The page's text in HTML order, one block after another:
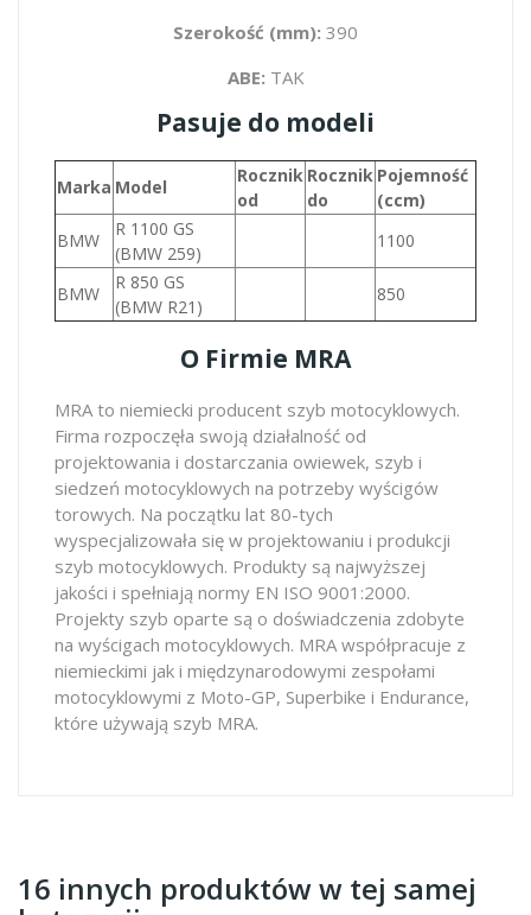
Szerokość (mm): 390
ABE: TAK
Pasuje do modeli
Marka Model
Rocznik
od
Rocznik
do
Pojemność
(ccm)
BMW
R 1100 GS
(BMW 259)
1100
BMW
R 850 GS
(BMW R21)
850
O Firmie MRA
MRA to niemiecki producent szyb motocyklowych.
Firma rozpoczęła swoją działalność od
projektowania i dostarczania owiewek, szyb i
siedzeń motocyklowych na potrzeby wyścigów
torowych. Na początku lat 80-tych
wyspecjalizowała się w projektowaniu i produkcji
szyb motocyklowych. Produkty są najwyższej
jakości i spełniają normy EN ISO 9001:2000.
Projekty szyb oparte są o doświadczenia zdobyte
na wyścigach motocyklowych. MRA współpracuje z
niemieckimi jak i międzynarodowymi zespołami
motocyklowymi z Moto-GP, Superbike i Endurance,
które używają szyb MRA.
16 innych produktów w tej samej